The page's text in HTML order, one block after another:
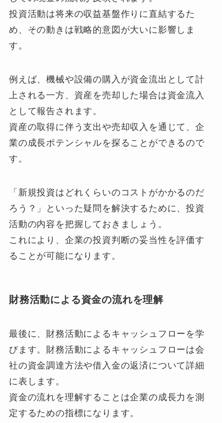
投資活動は将来の収益基盤作りに直結するた
め、その動きは戦略的意図が大いに影響しま
す。
例えば、機械や設備の購入が資金流出として計
上される一方、資産を売却した場合は資金流入
として報告されます。
資産の取得に伴う支出や売却収入を通じて、企
業の成長ポテンシャルを探ることができるので
す。
「新規投資はどれくらいのコストがかかるのだ
ろう？」といった疑問を解決するために、投資
活動の内容を把握しておきましょう。
これにより、企業の投資判断の妥当性を評価す
ることが可能になります。
財務活動による資金の流れを理解
最後に、財務活動によるキャッシュフローを学
びます。財務活動によるキャッシュフローは会
社の資金調達方法や借入金の返済について詳細
に表します。
資金の流れを理解することは企業の成長力を測
定するための指標になります。